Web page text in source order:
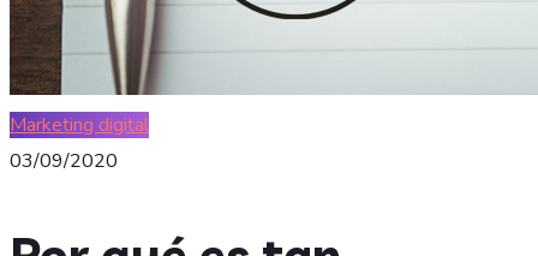
Marketing digital
03/09/2020